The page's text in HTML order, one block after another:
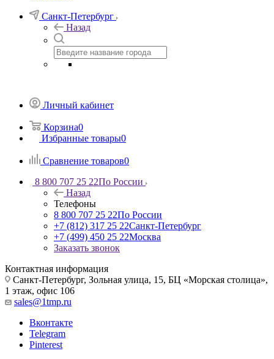
Санкт-Петербург
Назад
Личный кабинет
Корзина0
Избранные товары0
Сравнение товаров0
8 800 707 25 22По России
Назад
Телефоны
8 800 707 25 22По России
+7 (812) 317 25 22Санкт-Петербург
+7 (499) 450 25 22Москва
Заказать звонок
Контактная информация
Санкт-Петербург, Зольная улица, 15, БЦ «Морская столица»,
1 этаж, офис 106
sales@1tmp.ru
Вконтакте
Telegram
Pinterest